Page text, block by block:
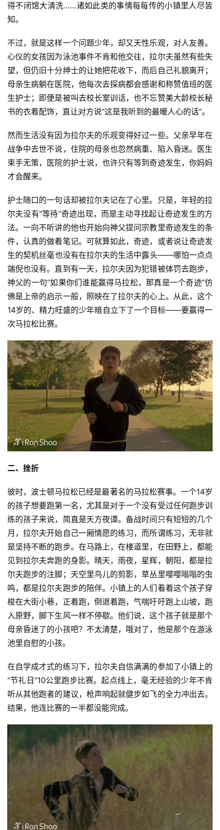
得不闭馆大清洗……诸如此类的事情每每传的小镇里人尽皆
知。
不过，就是这样一个问题少年，却又天性乐观，对人友善。
心仪的女孩因为泳池事件不肯和他交往，拉尔夫虽然有些失
望，但仍旧十分绅士的让她把花收下，而后自己礼貌离开；
母亲生病躺在医院，他每次去探病都会感谢和称赞值班的医
生护士；即便是被叫去校长室训话，也不忘赞美大龄校长秘
书的衣着配饰，直让对方说“这是我听到的最暖人心的话”。
然而生活没有因为拉尔夫的乐观变得好过一些。父亲早年在
战争中去世不说，住院的母亲也忽然病重、陷入昏迷。医生
束手无策，医院的护士说，也许只有等到奇迹发生，你妈妈
才会醒来。
护士随口的一句话却被拉尔夫记在了心里。只是，年轻的拉
尔夫没有“等待”奇迹出现，而是主动寻找起让奇迹发生的方
法。一向不听讲的他也开始向神父提问宗教里奇迹发生的条
件，认真的做着笔记。可就算如此，奇迹，或者说让奇迹发
生的契机丝毫也没有在拉尔夫的生活中露头——哪怕一点点
端倪也没有。直到有一天，拉尔夫因为犯错被体罚去跑步，
神父的一句“如果你们谁能赢得马拉松，那真是一个奇迹”仿
佛是上帝的启示一般，照映在了拉尔夫的心上。从此，这个
14岁的、精力旺盛的少年暗自立下了一个目标——要赢得一
次马拉松比赛。
二、挫折
彼时，波士顿马拉松已经是最著名的马拉松赛事。一个14岁
的孩子想要跑第一名，尤其是对于一个没有受过任何跑步训
练的孩子来说，简直是天方夜谭。备战时间只有短短的几个
月，拉尔夫开始自己一厢情愿的练习，而所谓练习，无非就
是坚持不断的跑步。在马路上，在楼道里，在田野上，都能
见到拉尔夫奔跑的身影。晴天，雨夜，星辉，朝阳，都是拉
尔夫跑步的注脚；天空里鸟儿的剪影，草丛里嘤嘤嗡嗡的虫
鸣，都是拉尔夫跑步的陪伴。小镇上的人们看着这个孩子穿
梭在大街小巷，正着跑，倒退着跑，气喘吁吁跑上山坡，跑
入原野，脚下生风一样不停歇。他们说，这个孩子就是那个
母亲昏迷了的小孩吧？不太清楚，哦对了，他是那个在游泳
池里自慰的小孩。
在自学成才式的练习下，拉尔夫自信满满的参加了小镇上的
“节礼日”10公里跑步比赛。起点线上，毫无经验的少年不肯
听从其他跑者的建议，枪声响起就健步如飞的全力冲出去。
结果，他连比赛的一半都没能完成。